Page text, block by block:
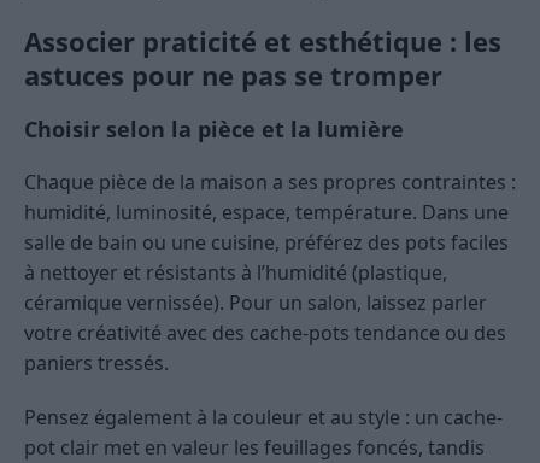
Associer praticité et esthétique : les
astuces pour ne pas se tromper
Choisir selon la pièce et la lumière
Chaque pièce de la maison a ses propres contraintes :
humidité, luminosité, espace, température. Dans une
salle de bain ou une cuisine, préférez des pots faciles
à nettoyer et résistants à l’humidité (plastique,
céramique vernissée). Pour un salon, laissez parler
votre créativité avec des cache-pots tendance ou des
paniers tressés.
Pensez également à la couleur et au style : un cache-
pot clair met en valeur les feuillages foncés, tandis